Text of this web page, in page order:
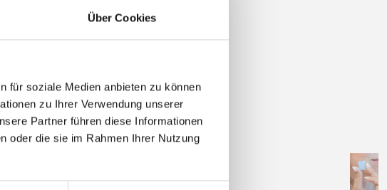
Über Cookies
für soziale Medien anbieten zu können
zu Ihrer Verwendung unserer
Partner führen diese Informationen
oder die sie im Rahmen Ihrer Nutzung